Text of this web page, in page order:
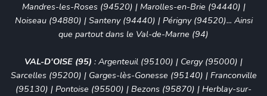
Mandres-les-Roses (94520) | Marolles-en-Brie (94440) |
Noiseau (94880) | Santeny (94440) | Périgny (94520)... Ainsi
que partout dans le Val-de-Marne (94)
VAL-D'OISE (95) : Argenteuil (95100) | Cergy (95000) |
Sarcelles (95200) | Garges-lès-Gonesse (95140) | Franconville
(95130) | Pontoise (95500) | Bezons (95870) | Herblay-sur-